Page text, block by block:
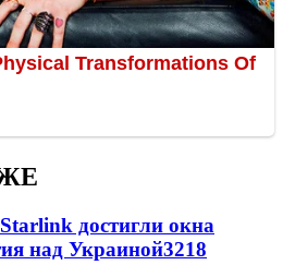
достигли окна
над Украиной3218